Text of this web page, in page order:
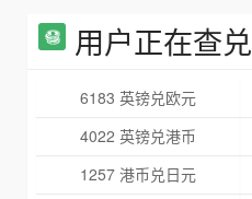
用户正在查兑
6183 英镑兑欧元
4022 英镑兑港币
1257 港币兑日元